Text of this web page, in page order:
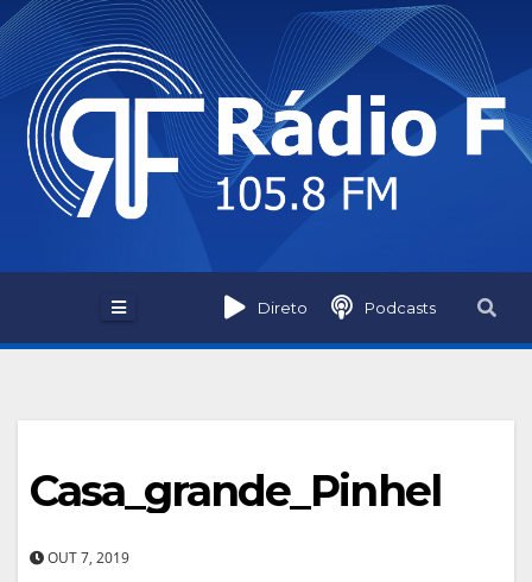
Skip
to
content
Direto Podcasts
Casa_grande_Pinhel
OUT 7, 2019